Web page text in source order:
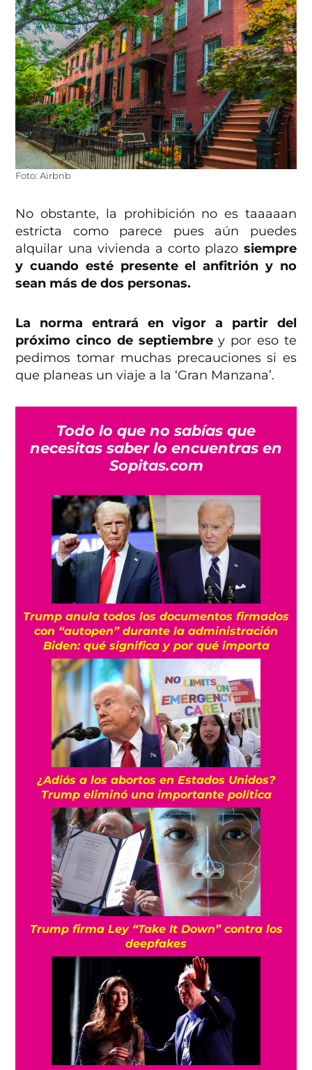
Foto: Airbnb
No obstante, la prohibición no es taaaaan
estricta como parece pues aún puedes
alquilar una vivienda a corto plazo siempre
y cuando esté presente el anfitrión y no
sean más de dos personas.
La norma entrará en vigor a partir del
próximo cinco de septiembrey por eso te
pedimos tomar muchas precauciones si es
que planeas un viaje a la ‘Gran Manzana’.
Todo lo que no sabías que
necesitas saber lo encuentras en
Sopitas.com
Trump anula todos los documentos firmados
con “autopen” durante la administración
Biden: qué significa y por qué importa
¿Adiós a los abortos en Estados Unidos?
Trump eliminó una importante política
Trump firma Ley “Take It Down” contra los
deepfakes